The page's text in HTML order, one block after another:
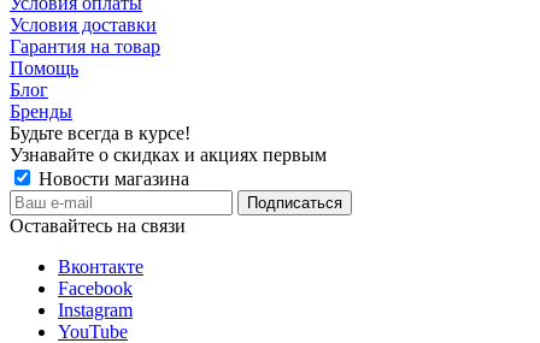
Условия доставки
Гарантия на товар
Помощь
Блог
Бренды
Будьте всегда в курсе!
Узнавайте о скидках и акциях первым
Новости магазина
Оставайтесь на связи
Вконтакте
Facebook
Instagram
YouTube